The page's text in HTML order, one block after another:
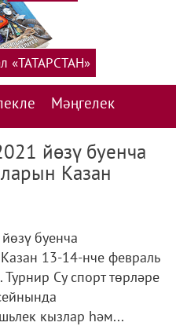
Мәңгелек
«ТАТАРСТАН»
йөзү буенча
Казан
буенча
13-14-нче февраль
Су спорт төрләре
кызлар һәм...